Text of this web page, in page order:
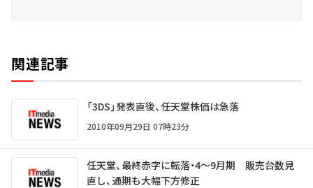
関連記事
「3DS」発表直後、任天堂株価は急落
2010年09月29日 07時23分
任天堂、最終赤字に転落・4～9月期 販売台数見
直し、通期も大幅下方修正